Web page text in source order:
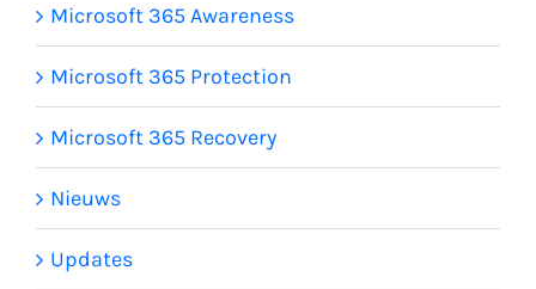
Microsoft 365 Awareness
Microsoft 365 Protection
Microsoft 365 Recovery
Nieuws
Updates